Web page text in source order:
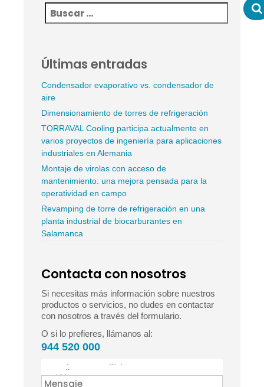
Últimas entradas
Condensador evaporativo vs. condensador de
aire
Dimensionamiento de torres de refrigeración
TORRAVAL Cooling participa actualmente en
varios proyectos de ingeniería para aplicaciones
industriales en Alemania
Montaje de virolas con acceso de
mantenimiento: una mejora pensada para la
operatividad en campo
Revamping de torre de refrigeración en una
planta industrial de biocarburantes en
Salamanca
Contacta con nosotros
Si necesitas más información sobre nuestros
productos o servicios, no dudes en contactar
con nosotros a través del formulario.
O si lo prefieres, llámanos al:
944 520 000